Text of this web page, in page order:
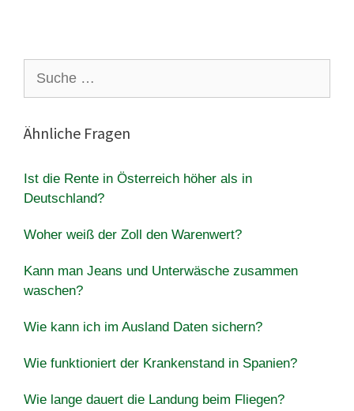
nach:
Ähnliche Fragen
Ist die Rente in Österreich höher als in
Deutschland?
Woher weiß der Zoll den Warenwert?
Kann man Jeans und Unterwäsche zusammen
waschen?
Wie kann ich im Ausland Daten sichern?
Wie funktioniert der Krankenstand in Spanien?
Wie lange dauert die Landung beim Fliegen?